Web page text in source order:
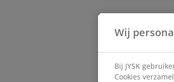
Wij
Bij JYSK
Cookies